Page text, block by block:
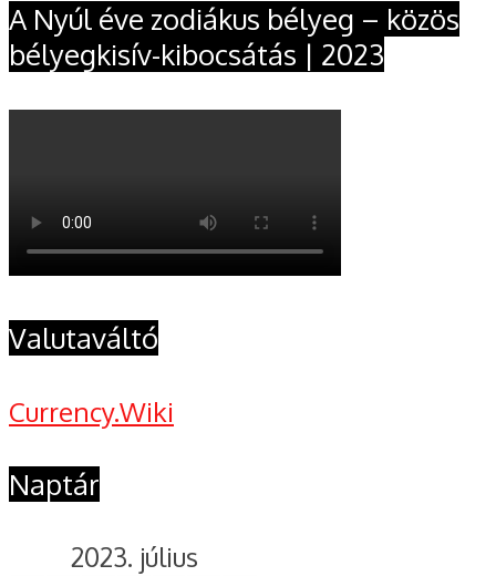
A Nyúl éve zodiákus bélyeg – közös
bélyegkisív-kibocsátás | 2023
Valutaváltó
Currency.Wiki
Naptár
2023. július